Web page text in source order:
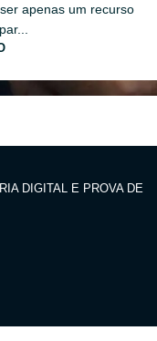
apenas um recurso
DIGITAL E PROVA DE